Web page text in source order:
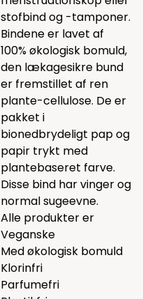
stofbind og -tamponer.
Bindene er lavet af
100% økologisk bomuld,
den lækagesikre bund
er fremstillet af ren
plante-cellulose. De er
pakket i
bionedbrydeligt pap og
papir trykt med
plantebaseret farve.
Disse bind har vinger og
normal sugeevne.
Alle produkter er
Veganske
Med økologisk bomuld
Klorinfri
Parfumefri